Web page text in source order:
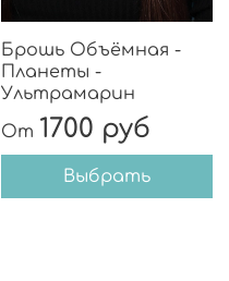
Брошь Объёмная -
Планеты -
Ультрамарин
От 1700 руб
Выбрать